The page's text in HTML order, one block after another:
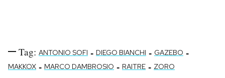
Tag: ANTONIO SOFI - DIEGO BIANCHI - GAZEBO -
MAKKOX - MARCO DAMBROSIO - RAITRE - ZORO